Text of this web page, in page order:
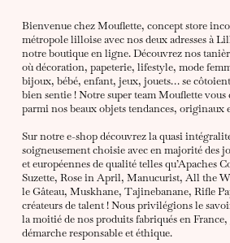
Bienvenue chez Mouflette, concept store
métropole lilloise avec nos deux adresses à
notre boutique en ligne. Découvrez nos
où décoration, papeterie, lifestyle, mode
bijoux, bébé, enfant, jeux, jouets… se
bien sentie ! Notre super team Mouflette vous
parmi nos beaux objets tendances, originaux
Sur notre e-shop découvrez la quasi
soigneusement choisie avec en majorité des
et européennes de qualité telles qu’Apaches
Suzette, Rose in April, Manucurist, All the
le Gâteau, Muskhane, Tajinebanane, Rifle
créateurs de talent ! Nous privilégions le
la moitié de nos produits fabriqués en
démarche responsable et éthique.